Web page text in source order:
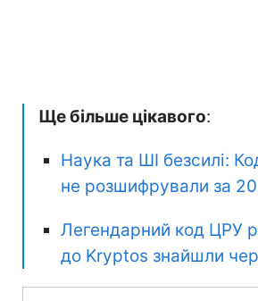
Ще більше цікавого:
Наука та ШІ безсилі:
не розшифрували за
Легендарний код ЦРУ
до Kryptos знайшли